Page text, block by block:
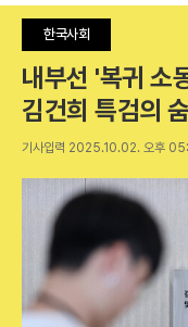
메
뉴
펼
치
기
한국사회
내부선 '복귀 소
김건희 특검의
기사입력 2025.10.02. 오후